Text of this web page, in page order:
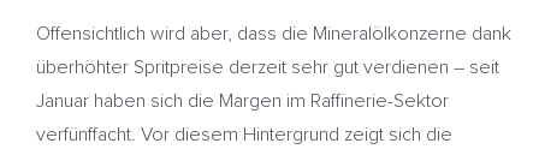
Offensichtlich wird aber, dass die Mineralölkonzerne dank
überhöhter Spritpreise derzeit sehr gut verdienen – seit
Januar haben sich die Margen im Raffinerie-Sektor
verfünffacht. Vor diesem Hintergrund zeigt sich die